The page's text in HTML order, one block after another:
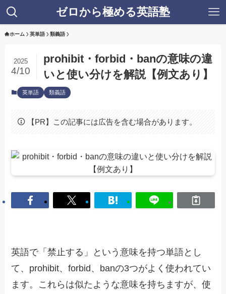
ゼロから極める英語塾
ホーム 英単語 類義語
prohibit・forbid・banの意味の違
いと使い分けを解説【例文あり】
2025
4/10
英単語 類義語
【PR】この記事には広告を含む場合があります。
英語で「禁止する」という意味を持つ単語とし
て、prohibit、forbid、banの3つがよく使われてい
ます。これらは似たような意味を持ちますが、使